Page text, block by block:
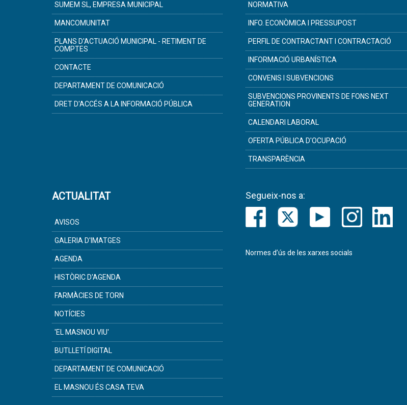
SUMEM SL, EMPRESA MUNICIPAL
MANCOMUNITAT
PLANS D'ACTUACIÓ MUNICIPAL - RETIMENT DE
COMPTES
CONTACTE
DEPARTAMENT DE COMUNICACIÓ
DRET D'ACCÉS A LA INFORMACIÓ PÚBLICA
NORMATIVA
INFO. ECONÒMICA I PRESSUPOST
PERFIL DE CONTRACTANT I CONTRACTACIÓ
INFORMACIÓ URBANÍSTICA
CONVENIS I SUBVENCIONS
SUBVENCIONS PROVINENTS DE FONS NEXT
GENERATION
CALENDARI LABORAL
OFERTA PÚBLICA D'OCUPACIÓ
TRANSPARÈNCIA
ACTUALITAT
AVISOS
GALERIA D'IMATGES
AGENDA
HISTÒRIC D'AGENDA
FARMÀCIES DE TORN
NOTÍCIES
'EL MASNOU VIU'
BUTLLETÍ DIGITAL
DEPARTAMENT DE COMUNICACIÓ
EL MASNOU ÉS CASA TEVA
Segueix-nos a:
Normes d’ús de les xarxes socials